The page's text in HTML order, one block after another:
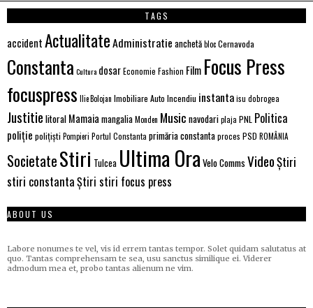
TAGS
accidentActualitateAdministratie anchetăblocCernavoda
Constanta Cultura dosarEconomie Fashion Film Focus Press
focuspress Ilie Bolojan Imobiliare Auto Incendiu instantaisu dobrogea
Justitie litoral Mamaia mangaliaMonden Music navodariplaja PNL Politica
poliție polițiști Pompieri Portul Constanta primăria constantaproces PSD ROMÂNIA
SocietateStiri Tulcea Ultima Ora Velo Comms VideoȘtiri
stiri constantaȘtiri stiri focus press
ABOUT US
Labore nonumes te vel, vis id errem tantas tempor. Solet quidam salutatus at
quo. Tantas comprehensam te sea, usu sanctus similique ei. Viderer
admodum mea et, probo tantas alienum ne vim.